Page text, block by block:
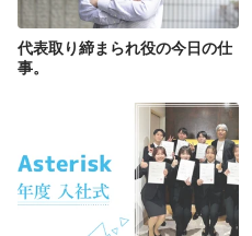
代表取り締まられ役の今日の仕
事。